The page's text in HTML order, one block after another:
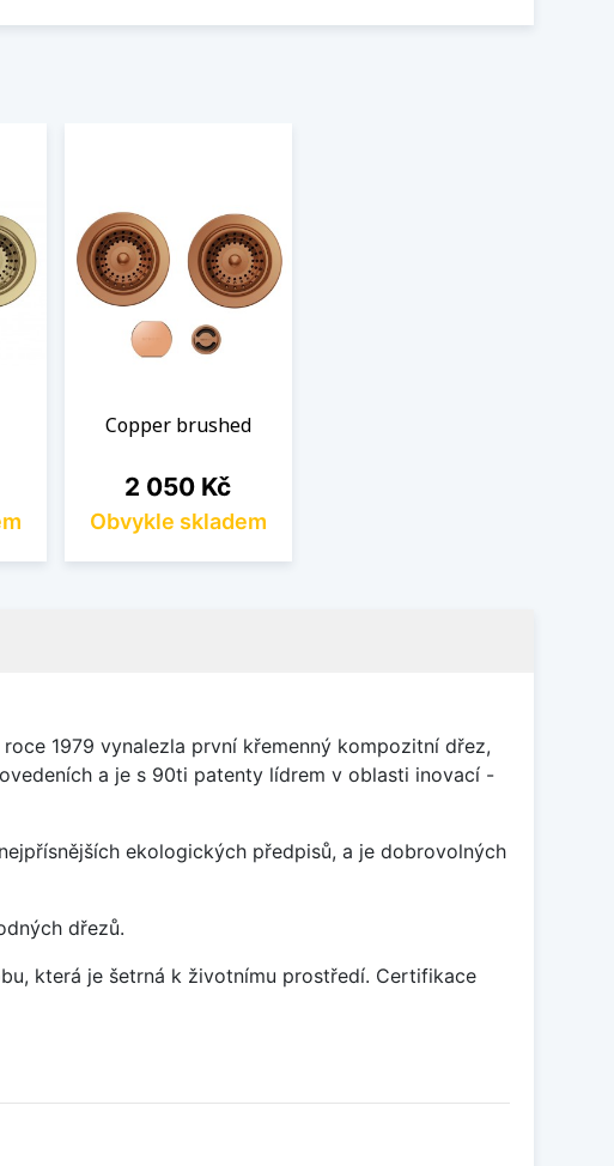
Copper brushed
Cena
2 050 Kč
Obvykle skladem
1979 vynalezla první křemenný kompozitní dřez,
a je s 90ti patenty lídrem v oblasti inovací -
ekologických předpisů, a je dobrovolných
dřezů.
která je šetrná k životnímu prostředí. Certifikace